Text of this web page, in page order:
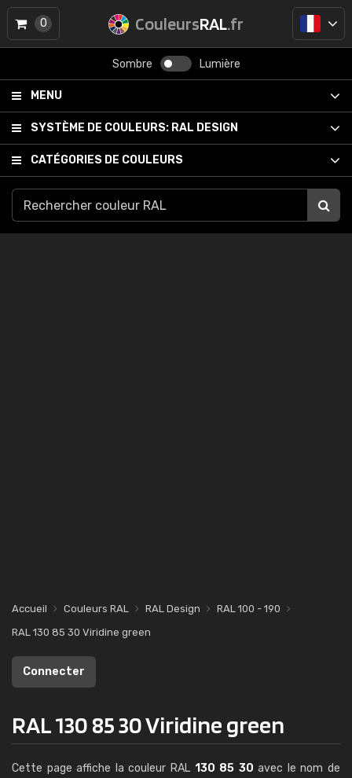
CouleursRAL.fr
Sombre Lumière
MENU
SYSTÈME DE COULEURS: RAL DESIGN
CATÉGORIES DE COULEURS
0
Accueil Couleurs RAL RAL Design
RAL 100 - 190
RAL 130 85 30 Viridine green
Connecter
RAL 130 85 30 Viridine green
Cette page affiche la couleur RAL 130 85 30 avec le nom de